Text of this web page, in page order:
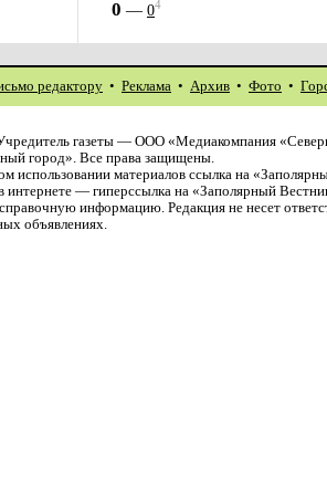
0 — 04
редактору • Реклама • Архив • Фото •
газеты — ООО «Медиакомпания
город». Все права защищены.
использовании материалов ссылка на
интернете — гиперссылка на «Заполярный
справочную информацию. Редакция не несет
объявлениях.